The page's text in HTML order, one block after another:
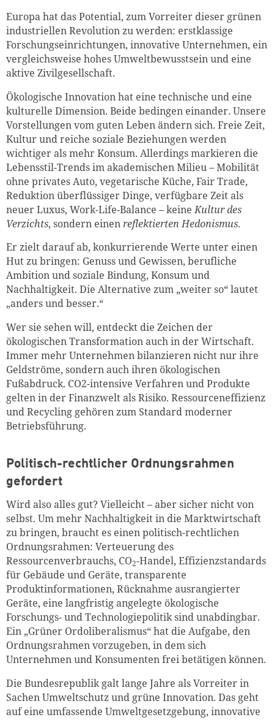
Europa hat das Potential, zum Vorreiter dieser grünen
industriellen Revolution zu werden: erstklassige
Forschungseinrichtungen, innovative Unternehmen, ein
vergleichsweise hohes Umweltbewusstsein und eine
aktive Zivilgesellschaft.
Ökologische Innovation hat eine technische und eine
kulturelle Dimension. Beide bedingen einander. Unsere
Vorstellungen vom guten Leben ändern sich. Freie Zeit,
Kultur und reiche soziale Beziehungen werden
wichtiger als mehr Konsum. Allerdings markieren die
Lebensstil-Trends im akademischen Milieu – Mobilität
ohne privates Auto, vegetarische Küche, Fair Trade,
Reduktion überflüssiger Dinge, verfügbare Zeit als
neuer Luxus, Work-Life-Balance – keineKultur des
Verzichts, sondern einenreflektierten Hedonismus.
Er zielt darauf ab, konkurrierende Werte unter einen
Hut zu bringen: Genuss und Gewissen, berufliche
Ambition und soziale Bindung, Konsum und
Nachhaltigkeit. Die Alternative zum „weiter so“ lautet
„anders und besser.“
Wer sie sehen will, entdeckt die Zeichen der
ökologischen Transformation auch in der Wirtschaft.
Immer mehr Unternehmen bilanzieren nicht nur ihre
Geldströme, sondern auch ihren ökologischen
Fußabdruck. CO2-intensive Verfahren und Produkte
gelten in der Finanzwelt als Risiko. Ressourceneffizienz
und Recycling gehören zum Standard moderner
Betriebsführung.
Politisch-rechtlicher Ordnungsrahmen
gefordert
Wird also alles gut? Vielleicht – aber sicher nicht von
selbst. Um mehr Nachhaltigkeit in die Marktwirtschaft
zu bringen, braucht es einen politisch-rechtlichen
Ordnungsrahmen: Verteuerung des
Ressourcenverbrauchs, CO2-Handel, Effizienzstandards
für Gebäude und Geräte, transparente
Produktinformationen, Rücknahme ausrangierter
Geräte, eine langfristig angelegte ökologische
Forschungs- und Technologiepolitik sind unabdingbar.
Ein „Grüner Ordoliberalismus“ hat die Aufgabe, den
Ordnungsrahmen vorzugeben, in dem sich
Unternehmen und Konsumenten frei betätigen können.
Die Bundesrepublik galt lange Jahre als Vorreiter in
Sachen Umweltschutz und grüne Innovation. Das geht
auf eine umfassende Umweltgesetzgebung, innovative
Zum Warenkorb
weiter lesen Zum Warenkorb